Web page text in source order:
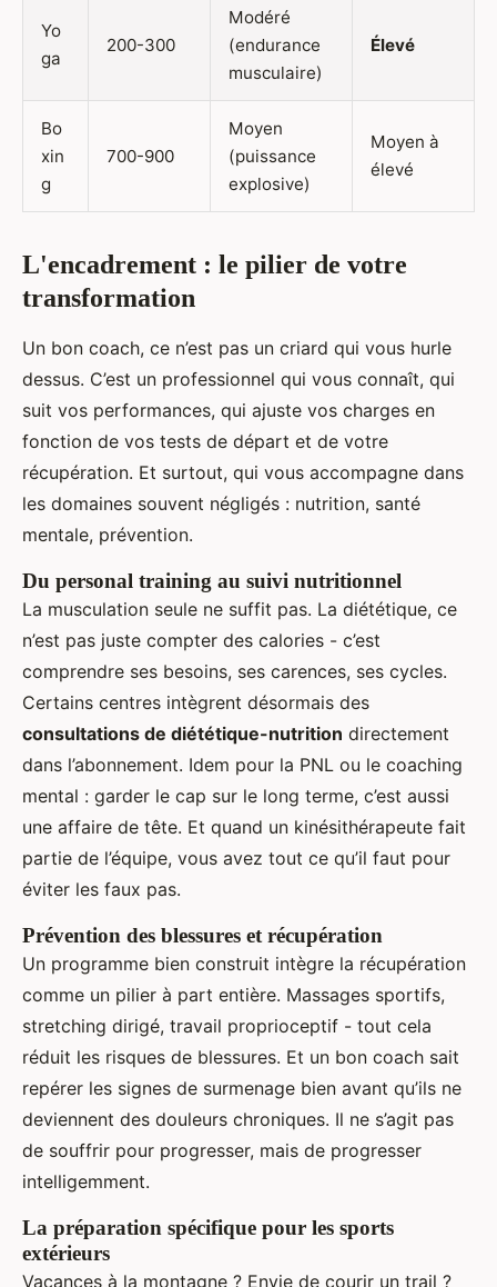
Yo
ga
200-300
Modéré
(endurance
musculaire)
Élevé
Bo
xin
g
700-900
Moyen
(puissance
explosive)
Moyen à
élevé
L'encadrement : le pilier de votre
transformation
Un bon coach, ce n’est pas un criard qui vous hurle
dessus. C’est un professionnel qui vous connaît, qui
suit vos performances, qui ajuste vos charges en
fonction de vos tests de départ et de votre
récupération. Et surtout, qui vous accompagne dans
les domaines souvent négligés : nutrition, santé
mentale, prévention.
Du personal training au suivi nutritionnel
La musculation seule ne suffit pas. La diététique, ce
n’est pas juste compter des calories - c’est
comprendre ses besoins, ses carences, ses cycles.
Certains centres intègrent désormais des
consultations de diététique-nutrition directement
dans l’abonnement. Idem pour la PNL ou le coaching
mental : garder le cap sur le long terme, c’est aussi
une affaire de tête. Et quand un kinésithérapeute fait
partie de l’équipe, vous avez tout ce qu’il faut pour
éviter les faux pas.
Prévention des blessures et récupération
Un programme bien construit intègre la récupération
comme un pilier à part entière. Massages sportifs,
stretching dirigé, travail proprioceptif - tout cela
réduit les risques de blessures. Et un bon coach sait
repérer les signes de surmenage bien avant qu’ils ne
deviennent des douleurs chroniques. Il ne s’agit pas
de souffrir pour progresser, mais de progresser
intelligemment.
La préparation spécifique pour les sports
extérieurs
Vacances à la montagne ? Envie de courir un trail ?